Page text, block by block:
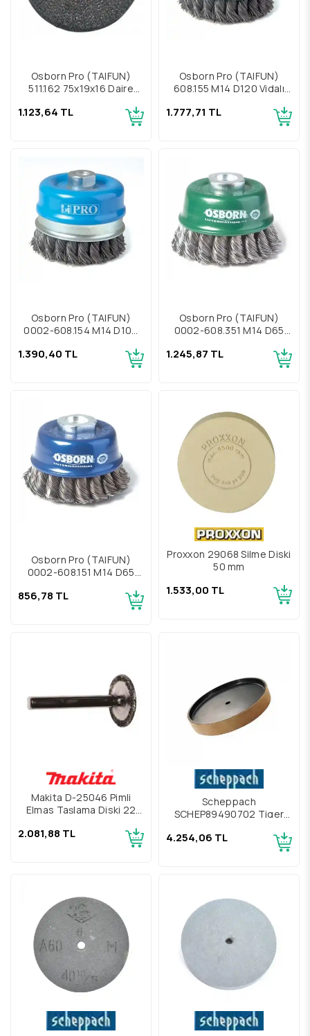
Osborn Pro (TAIFUN)
511.162 75x19x16 Daire
1.123,64 TL
Osborn Pro (TAIFUN)
608.155 M14 D120 Vidalı
1.777,71 TL
Osborn Pro (TAIFUN)
0002-608.154 M14 D100
1.390,40 TL
Osborn Pro (TAIFUN)
0002-608.351 M14 D65
1.245,87 TL
Osborn Pro (TAIFUN)
0002-608.151 M14 D65
856,78 TL
Proxxon 29068 Silme Diski
50 mm
1.533,00 TL
Makita D-25046 Pimli
Elmas Taşlama Diski 22
2.081,88 TL
Scheppach
SCHEP89490702 Tiger
4.254,06 TL